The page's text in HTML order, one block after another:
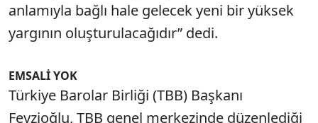
anlamıyla bağlı hale gelecek yeni bir yüksek
yargının oluşturulacağıdır” dedi.
EMSALİ YOK
Türkiye Barolar Birliği (TBB) Başkanı
Feyzioğlu, TBB genel merkezinde düzenlediği